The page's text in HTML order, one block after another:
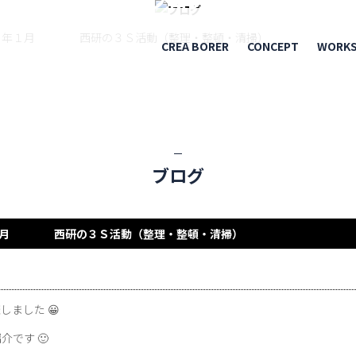
CREA BORER CONCEPT WORKS
１月 西研の３Ｓ活動（整理・整頓・清掃）
ブログ
月 西研の３Ｓ活動（整理・整頓・清掃）
ました 😀
です 🙂